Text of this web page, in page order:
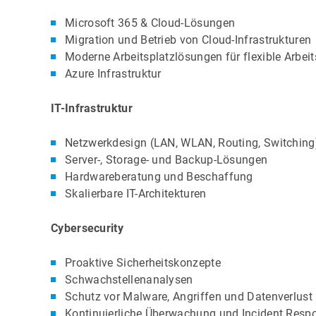
Microsoft 365 & Cloud-Lösungen
Migration und Betrieb von Cloud-Infrastrukturen
Moderne Arbeitsplatzlösungen für flexible
Azure Infrastruktur
IT-Infrastruktur
Netzwerkdesign (LAN, WLAN, Routing,
Server-, Storage- und Backup-Lösungen
Hardwareberatung und Beschaffung
Skalierbare IT-Architekturen
Cybersecurity
Proaktive Sicherheitskonzepte
Schwachstellenanalysen
Schutz vor Malware, Angriffen und Datenverlust